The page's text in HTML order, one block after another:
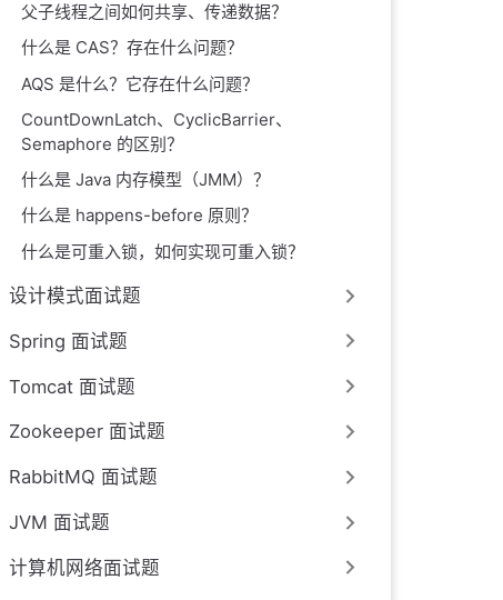
父子线程之间如何共享、传递数据？
什么是 CAS？存在什么问题？
AQS 是什么？它存在什么问题？
CountDownLatch、CyclicBarrier、
Semaphore 的区别？
什么是 Java 内存模型（JMM）？
什么是 happens-before 原则？
什么是可重入锁，如何实现可重入锁？
设计模式面试题
Spring 面试题
Tomcat 面试题
Zookeeper 面试题
RabbitMQ 面试题
JVM 面试题
计算机网络面试题